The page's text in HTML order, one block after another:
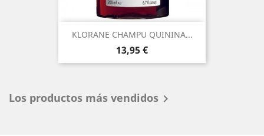
KLORANE CHAMPU QUININA...
Precio
13,95 €
Los productos más vendidos 